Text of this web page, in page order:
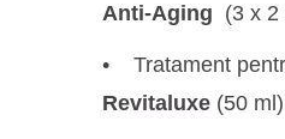
Anti-Aging (3 x 2
Tratament
Revitaluxe (50 ml)